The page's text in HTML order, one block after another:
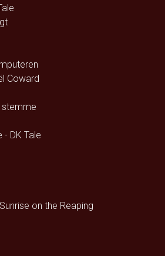
Coward
stemme
DK Tale
on the Reaping